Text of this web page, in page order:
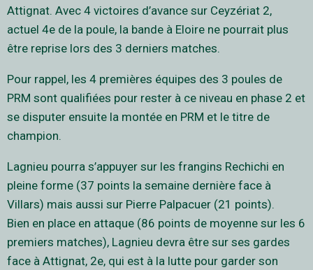
Attignat. Avec 4 victoires d’avance sur Ceyzériat 2,
actuel 4e de la poule, la bande à Eloire ne pourrait plus
être reprise lors des 3 derniers matches.
Pour rappel, les 4 premières équipes des 3 poules de
PRM sont qualifiées pour rester à ce niveau en phase 2 et
se disputer ensuite la montée en PRM et le titre de
champion.
Lagnieu pourra s’appuyer sur les frangins Rechichi en
pleine forme (37 points la semaine dernière face à
Villars) mais aussi sur Pierre Palpacuer (21 points).
Bien en place en attaque (86 points de moyenne sur les 6
premiers matches), Lagnieu devra être sur ses gardes
face à Attignat, 2e, qui est à la lutte pour garder son